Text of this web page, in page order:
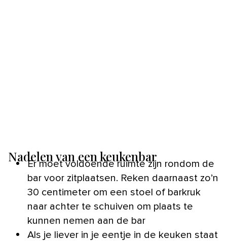
Nadelen van een keukenbar
Er moet voldoende ruimte zijn rondom de
bar voor zitplaatsen. Reken daarnaast zo’n
30 centimeter om een stoel of barkruk
naar achter te schuiven om plaats te
kunnen nemen aan de bar
Als je liever in je eentje in de keuken staat